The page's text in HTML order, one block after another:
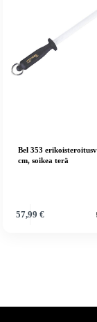
Bel 353
cm, soikea terä
57,99 €